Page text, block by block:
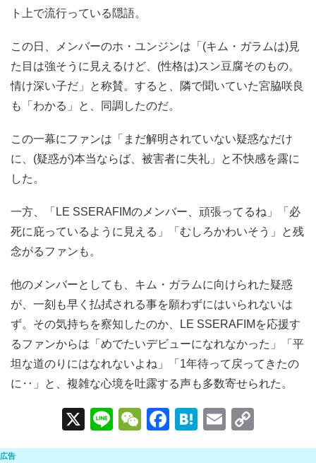
ト上で流行っている隠語。
この日、メンバーのホ・ユンジンは「(キム・ガラムは)見
た目は強そうに見えるけど、(性格は)スン豆腐そのもの。
情け深い子だ」と称賛。すると、隣で聞いていた宮脇咲良
も「わかる」と、同調したのだ。
この一幕にファンは「まだ解明されていない疑惑なだけ
に、(疑惑が)本当ならば、被害者に失礼」と不快感を露に
した。
一方、「LE SSERAFIMのメンバー、頑張ってるね」「必
死に庇っているように見える」「むしろかわいそう」と残
念がるファンも。
他のメンバーとしても、キム・ガラムに向けられた疑惑
が、一刻も早く払拭される事を願わずにはいられないは
ず。その気持ちを察知したのか、LE SSERAFIMを応援す
るファンからは「めでたいデビューになれなかった」「平
坦な道のりにはなれないよね」「1年待って戻ってきたの
に‥」と、複雑な心境を吐露する声も多数寄せられた。
X
Li
n
W
e
F
a
H
at
E
m o